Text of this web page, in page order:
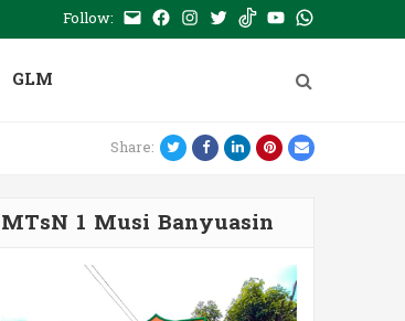
Follow: E- Facebook
Instagram
TwitterTiktokYoutubeWhatsApp
GLM
Share: TwitterFacebookLinkedIn
Pinterest
Email
MTsN 1 Musi Banyuasin